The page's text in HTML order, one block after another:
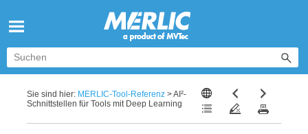
Sie sind hier: MERLIC-Tool-Referenz >AI²-
Schnittstellen für Tools mit Deep Learning